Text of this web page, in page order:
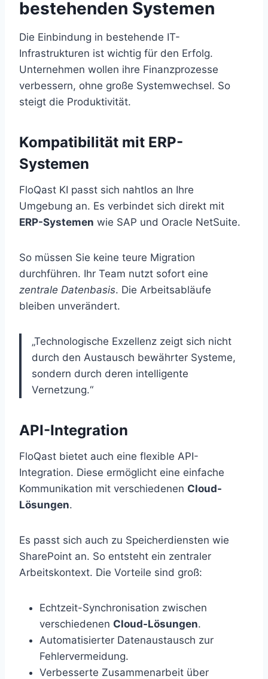
bestehenden Systemen
Die Einbindung in bestehende IT-
Infrastrukturen ist wichtig für den Erfolg.
Unternehmen wollen ihre Finanzprozesse
verbessern, ohne große Systemwechsel. So
steigt die Produktivität.
Kompatibilität mit ERP-
Systemen
FloQast KI passt sich nahtlos an Ihre
Umgebung an. Es verbindet sich direkt mit
ERP-Systemen wie SAP und Oracle NetSuite.
So müssen Sie keine teure Migration
durchführen. Ihr Team nutzt sofort eine
zentrale Datenbasis. Die Arbeitsabläufe
bleiben unverändert.
„Technologische Exzellenz zeigt sich nicht
durch den Austausch bewährter Systeme,
sondern durch deren intelligente
Vernetzung.“
API-Integration
FloQast bietet auch eine flexible API-
Integration. Diese ermöglicht eine einfache
Kommunikation mit verschiedenen Cloud-
Lösungen.
Es passt sich auch zu Speicherdiensten wie
SharePoint an. So entsteht ein zentraler
Arbeitskontext. Die Vorteile sind groß:
Echtzeit-Synchronisation zwischen
verschiedenen Cloud-Lösungen.
Automatisierter Datenaustausch zur
Fehlervermeidung.
Verbesserte Zusammenarbeit über